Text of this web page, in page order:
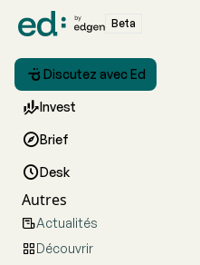
Beta
 Discutez avec Ed
Invest
Brief
Desk
Autres
Actualités
Découvrir